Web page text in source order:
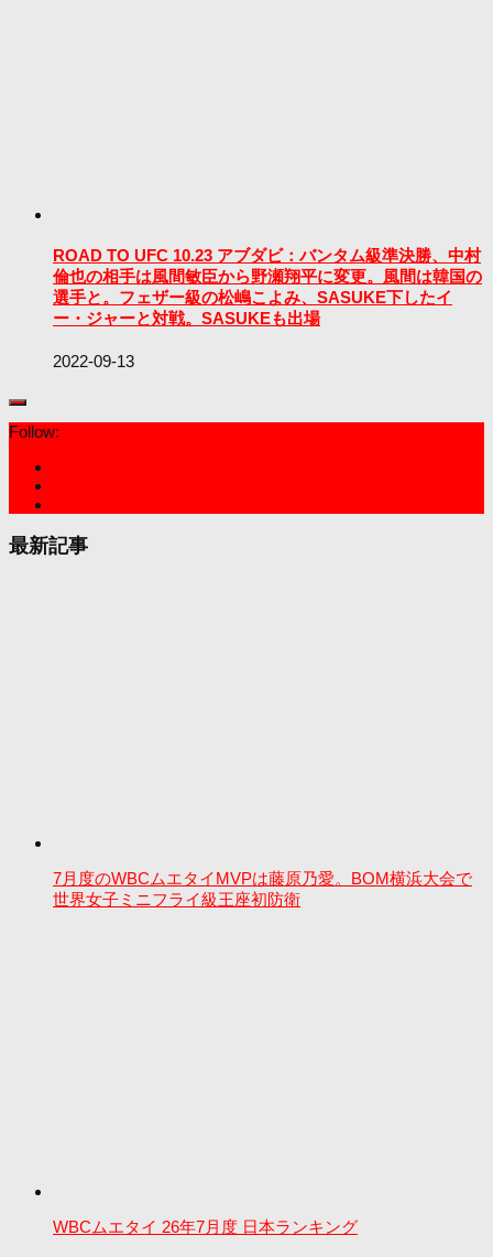
ROAD TO UFC 10.23 アブダビ：バンタム級準決勝、中村
倫也の相手は風間敏臣から野瀬翔平に変更。風間は韓国の
選手と。フェザー級の松嶋こよみ、SASUKE下したイ
ー・ジャーと対戦。SASUKEも出場
2022-09-13
Follow:
最新記事
7月度のWBCムエタイMVPは藤原乃愛。BOM横浜大会で
世界女子ミニフライ級王座初防衛
WBCムエタイ 26年7月度 日本ランキング